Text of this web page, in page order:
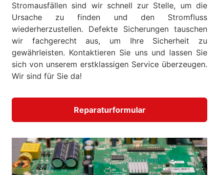
Stromausfällen sind wir schnell zur Stelle, um die
Ursache zu finden und den Stromfluss
wiederherzustellen. Defekte Sicherungen tauschen
wir fachgerecht aus, um Ihre Sicherheit zu
gewährleisten. Kontaktieren Sie uns und lassen Sie
sich von unserem erstklassigen Service überzeugen.
Wir sind für Sie da!
Reparaturformular